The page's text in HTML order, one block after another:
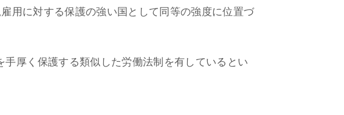
用に対する保護の強い国として同等の強度に位置づ
厚く保護する類似した労働法制を有しているとい